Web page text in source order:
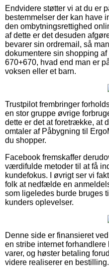
Endvidere støtter vi at du er
bestemmelser der kan have
den ombytningsrettighed
af dette er det desuden
bevarer sin ordremail, så
dokumentere sin shopping
670+670, hvad end man er
voksen eller et barn.
Trustpilot frembringer
en stor gruppe øvrige
dette er det at foretrække, at
omtaler af Påbygning til
du shopper.
Facebook fremskaffer
værdifulde metoder til at få
kundefokus. I øvrigt ser vi
folk at nedfælde en
som ligeledes burde bruges
kunders oplevelser.
Denne side er finansieret
en stribe internet
varer, og høster betaling
videre realiserer en bestilling.